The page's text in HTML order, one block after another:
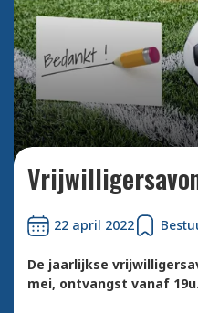
22 april 2022
De jaarlijkse
mei, ontvangst vanaf 19u.